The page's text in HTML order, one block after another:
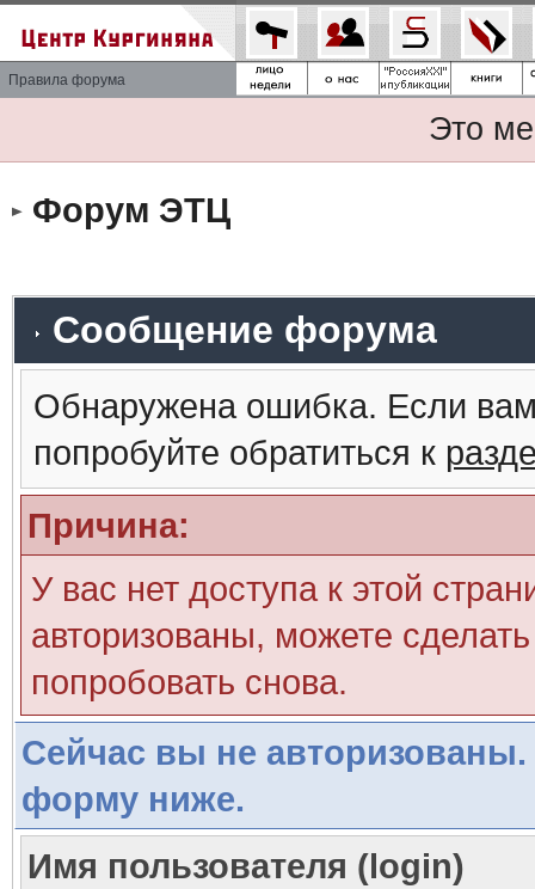
Правила форума
Это
Форум ЭТЦ
Сообщение форума
Обнаружена ошибка. Если
попробуйте обратиться к
Причина:
У вас нет доступа к этой
авторизованы, можете
попробовать снова.
Сейчас вы не авторизованы.
форму ниже.
Имя пользователя (login)